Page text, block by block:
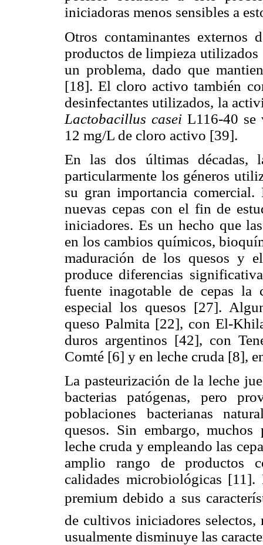
iniciadoras menos sensibles a
Otros contaminantes externos
productos de limpieza
un problema, dado que
[18]. El cloro activo también
desinfectantes utilizados, la
Lactobacillus casei L116-40 se
12 mg/L de cloro activo [39].
En las dos últimas décadas,
particularmente los géneros
su gran importancia
nuevas cepas con el fin de
iniciadores. Es un hecho que
en los cambios químicos,
maduración de los quesos y
produce diferencias
fuente inagotable de cepas la
especial los quesos [27].
queso Palmita [22], con El-
duros argentinos [42], con
Comté [6] y en leche cruda [8],
La pasteurización de la leche
bacterias patógenas, pero
poblaciones bacterianas
quesos. Sin embargo,
leche cruda y empleando las
amplio rango de productos
calidades microbiológicas [11].
premium debido a sus
de cultivos iniciadores selectos,
usualmente disminuye las